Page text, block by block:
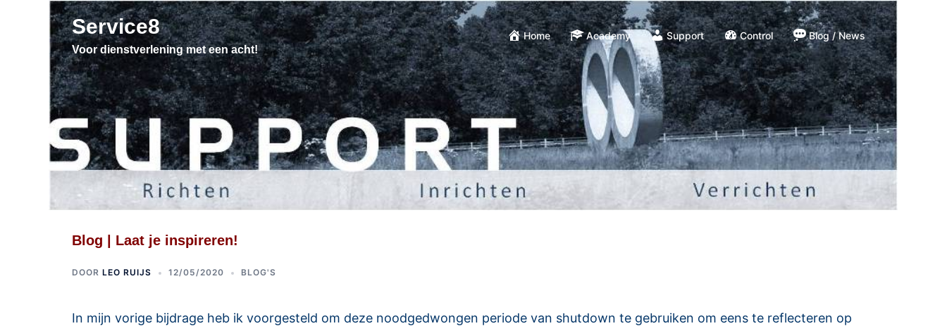
Service8
Voor dienstverlening met een acht!
Home Academy Support Control Blog / News
Blog | Laat je inspireren!
DOOR LEO RUIJS 12/05/2020 BLOG'S
In mijn vorige bijdrage heb ik voorgesteld om deze noodgedwongen periode van shutdown te gebruiken om eens te reflecteren op